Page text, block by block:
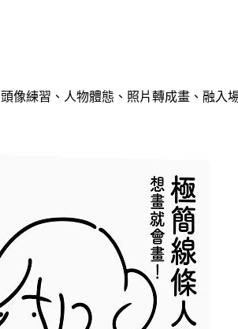
像練習、人物體態、照片轉成畫、融入